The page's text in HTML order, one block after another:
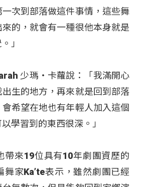
次到部落做這件事情，這些舞
的，就會有一種很他本身就是
」
少瑪‧卡蘿說：「我滿開心
生的地方，再來就是回到部落
希望在地也有年輕人加入這個
學習到的東西很深。」
帶來19位具有10年劇團資歷的
舞家Ka’te表示，雖然劇團已經